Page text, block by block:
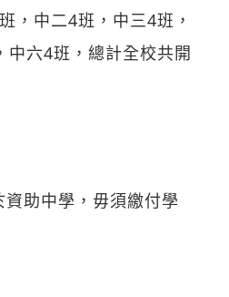
，中二4班，中三4班，
中六4班，總計全校共開
資助中學，毋須繳付學